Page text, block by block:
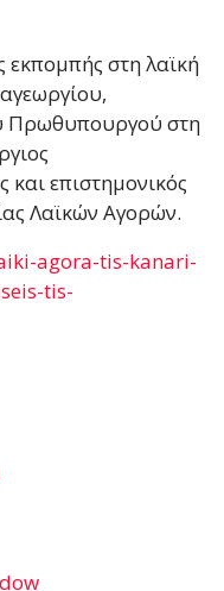
εκπομπής στη λαϊκή
Πρωθυπουργού στη
επιστημονικός
Λαϊκών Αγορών.
agora-tis-kanari-
tis-